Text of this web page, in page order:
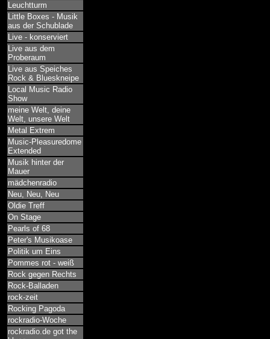
Leuchtturm
Little Boxes - Musik
aus der Schublade
Live - konserviert
Live aus dem
Proberaum
Live aus Speiches
Rock & Blueskneipe
Local Music Radio
Show
meine Welt, deine
Welt, unsere Welt
Metal Extrem
Music-Pleasuredome
Extended
Musik hinter der
Mauer
mädchenradio
Neu, Neu, Neu
Oldie Treff
On Stage
Pearls of 68
Peter's Musikoase
Politik um Eins
Pommes rot - weiß
Rock gegen Rechts
Rock-Balladen
rock-zeit
Rocking Pagoda
rockradio-Woche
rockradio.de got the